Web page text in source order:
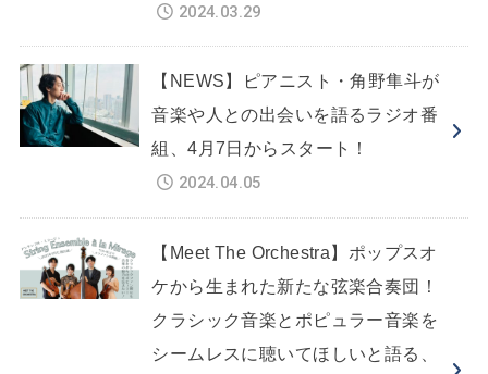
2024.03.29
【NEWS】ピアニスト・角野隼斗が
音楽や人との出会いを語るラジオ番
組、4月7日からスタート！
2024.04.05
【Meet The Orchestra】ポップスオ
ケから生まれた新たな弦楽合奏団！
クラシック音楽とポピュラー音楽を
シームレスに聴いてほしいと語る、